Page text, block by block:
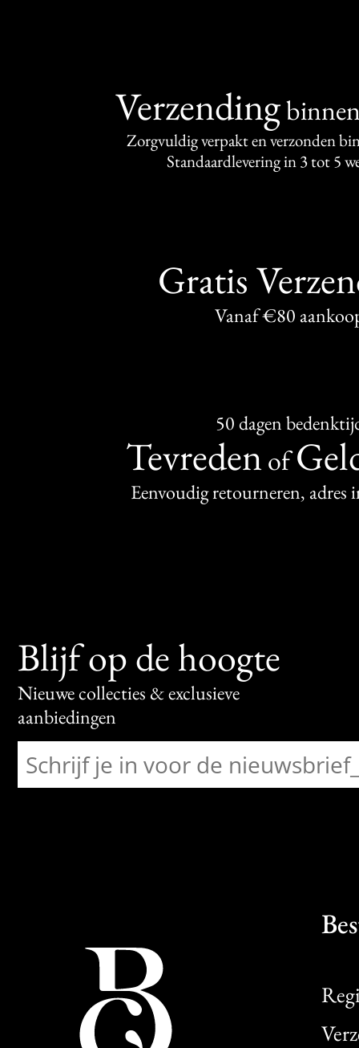
Verzending
Zorgvuldig verpakt en verzonden
Standaardlevering in 3 tot 5
Gratis
Vanaf €80
50 dagen
Tevredenof
Eenvoudig retourneren, adres
Blijf op de hoogte
Nieuwe collecties & exclusieve
aanbiedingen